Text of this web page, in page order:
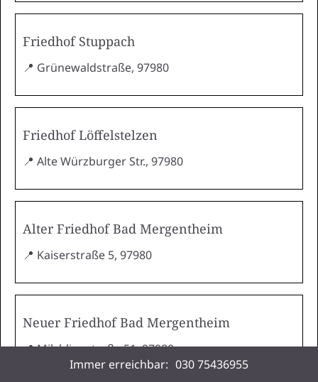
Friedhof Stuppach
📍 Grünewaldstraße, 97980
Friedhof Löffelstelzen
📍 Alte Würzburger Str., 97980
Alter Friedhof Bad Mergentheim
📍 Kaiserstraße 5, 97980
Neuer Friedhof Bad Mergentheim
📍 Milchlingstraße 51, 97980
Immer erreichbar: 030 75436955